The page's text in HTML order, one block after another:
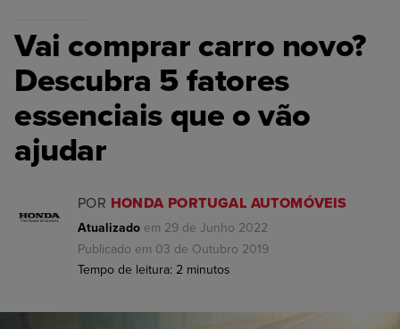
Vai comprar carro novo?
Descubra 5 fatores
essenciais que o vão
ajudar
POR HONDA PORTUGAL AUTOMÓVEIS
Atualizado em 29 de Junho 2022
Publicado em 03 de Outubro 2019
Tempo de leitura: 2 minutos